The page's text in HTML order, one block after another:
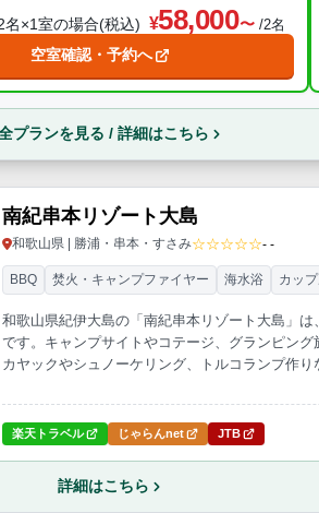
名×1室の場合(税込) 58,000 /2名
空室確認・予約へ
プランを見る / 詳細はこちら
南紀串本リゾート大島
和歌山県 | 勝浦・串本・すさみ☆☆☆☆☆- -
和歌山県紀伊大島の「南紀串本リゾート大島」
です。キャンプサイトやコテージ、グランピン
カヤックやシュノーケリング、トルコランプ作
BBQ 焚火・キャンプファイヤー 海水浴 カッ
楽天トラベル じゃらんnet JTB
詳細はこちら